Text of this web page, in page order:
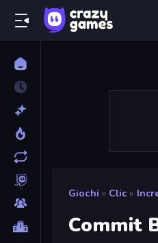
Giochi » Clic »
Commit